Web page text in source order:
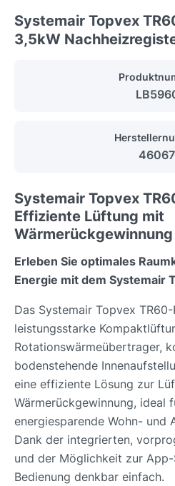
Systemair Topvex
3,5kW
Systemair Topvex
Effiziente Lüftung mit
Wärmerückgewinnung
Erleben Sie optimales
Energie mit dem Systemair
Das Systemair Topvex
leistungsstarke
Rotationswärmeübertrager,
bodenstehende
eine effiziente Lösung zur
Wärmerückgewinnung, ideal
energiesparende Wohn- und
Dank der integrierten,
und der Möglichkeit zur
Bedienung denkbar einfach.